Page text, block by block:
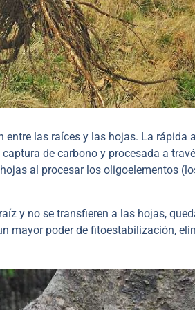
las raíces y las hojas. La rápida
de carbono y procesada a
al procesar los oligoelementos
y no se transfieren a las hojas,
mayor poder de fitoestabilización,